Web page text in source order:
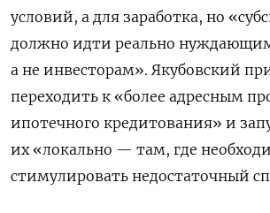
условий, а для заработка, но
должно идти реально
а не инвесторам». Якубовский
переходить к «более адресным
ипотечного кредитования» и
их «локально — там, где
стимулировать недостаточный